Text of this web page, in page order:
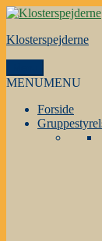
Videre
indhold
Klosterspejderne
MENUMENU
Forside